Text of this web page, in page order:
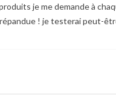
je me demande à
! je testerai peut-